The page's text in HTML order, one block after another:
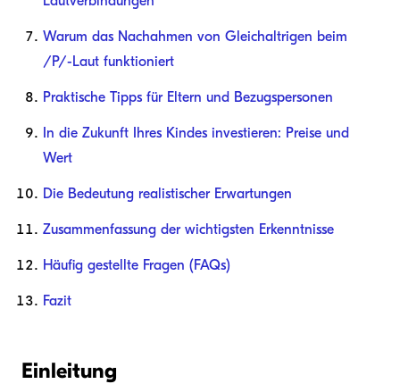
Warum das Nachahmen von Gleichaltrigen beim
/P/-Laut funktioniert
Praktische Tipps für Eltern und Bezugspersonen
In die Zukunft Ihres Kindes investieren: Preise und
Wert
Die Bedeutung realistischer Erwartungen
Zusammenfassung der wichtigsten Erkenntnisse
Häufig gestellte Fragen (FAQs)
Fazit
Einleitung